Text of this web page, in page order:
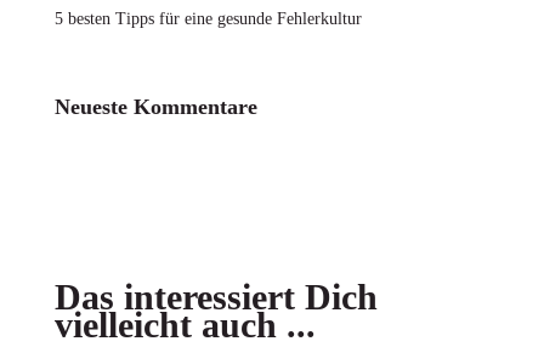
5 besten Tipps für eine gesunde Fehlerkultur
Neueste Kommentare
Das interessiert Dich
vielleicht auch ...